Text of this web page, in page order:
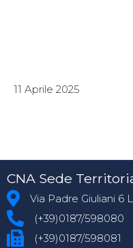
11 Aprile 2025
CNA Sede
Via Padre Giuliani 6
(+39)0187/598080
(+39)0187/598081